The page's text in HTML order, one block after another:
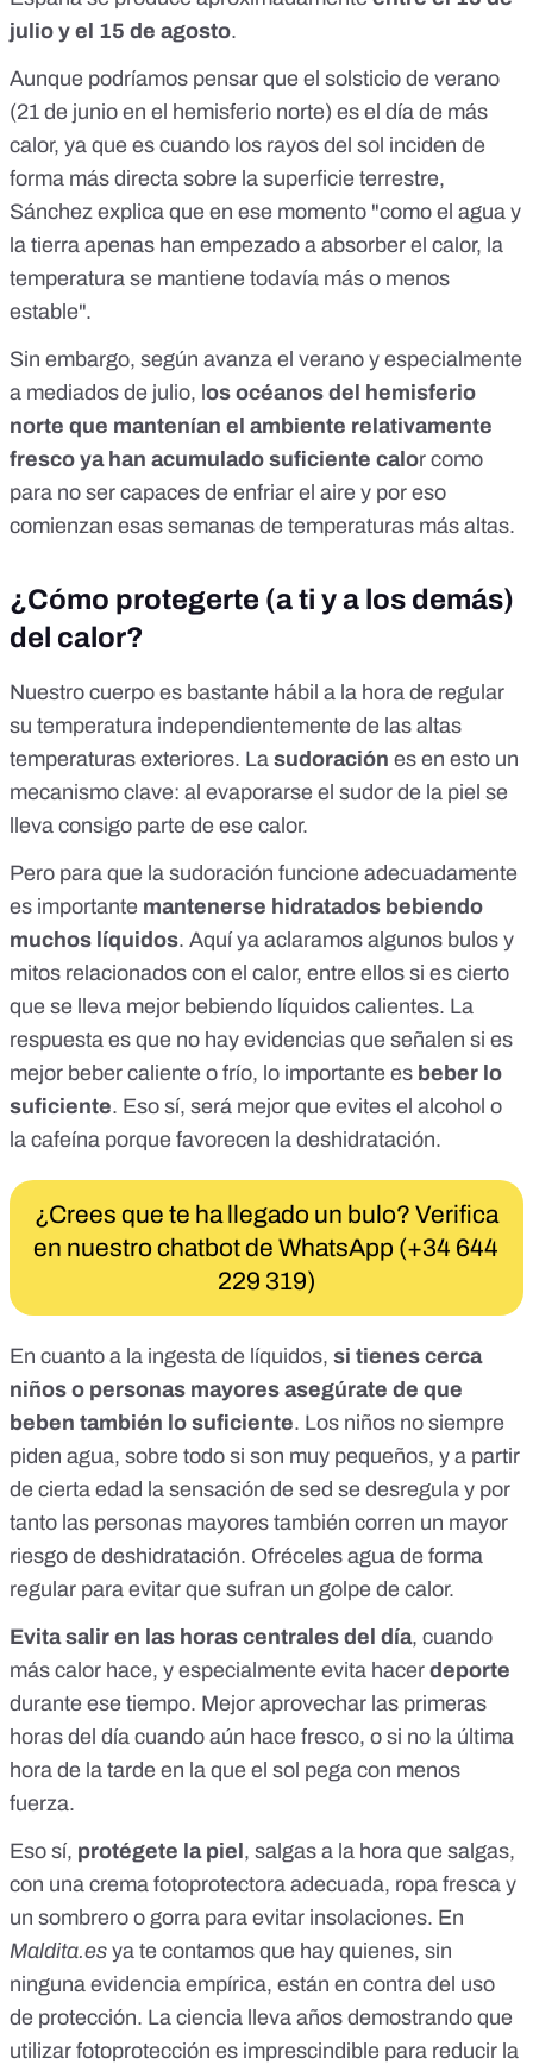
julio y el 15 de agosto.
Aunque podríamos pensar que el solsticio de verano
(21 de junio en el hemisferio norte) es el día de más
calor, ya que es cuando los rayos del sol inciden de
forma más directa sobre la superficie terrestre,
Sánchez explica que en ese momento "como el agua y
la tierra apenas han empezado a absorber el calor, la
temperatura se mantiene todavía más o menos
estable".
Sin embargo, según avanza el verano y especialmente
a mediados de julio, l os océanos del hemisferio
norte que mantenían el ambiente relativamente
fresco ya han acumulado suficiente calor como
para no ser capaces de enfriar el aire y por eso
comienzan esas semanas de temperaturas más altas.
¿Cómo protegerte (a ti y a los demás)
del calor?
Nuestro cuerpo es bastante hábil a la hora de regular
su temperatura independientemente de las altas
temperaturas exteriores. La sudoración es en esto un
mecanismo clave: al evaporarse el sudor de la piel se
lleva consigo parte de ese calor.
Pero para que la sudoración funcione adecuadamente
es importante mantenerse hidratados bebiendo
muchos líquidos. Aquíya aclaramos algunos bulos y
mitos relacionados con el calor, entre ellos si es cierto
que se lleva mejor bebiendo líquidos calientes. La
respuesta es que no hay evidencias que señalen si es
mejor beber caliente o frío, lo importante es beber lo
suficiente. Eso sí, será mejor que evites el alcohol o
la cafeína porque favorecen la deshidratación.
¿Crees que te ha llegado un bulo? Verifica
en nuestro chatbot de WhatsApp (+34 644
229 319)
En cuanto a la ingesta de líquidos, si tienes cerca
niños o personas mayores asegúrate de que
beben también lo suficiente. Los niños no siempre
piden agua, sobre todo si son muy pequeños, y a partir
de cierta edad la sensación de sed se desregula y por
tanto las personas mayores también corren un mayor
riesgo de deshidratación. Ofréceles agua de forma
regular para evitar que sufran un golpe de calor.
Evita salir en las horas centrales del día, cuando
más calor hace, y especialmente evita hacer deporte
durante ese tiempo. Mejor aprovechar las primeras
horas del día cuando aún hace fresco, o si no la última
hora de la tarde en la que el sol pega con menos
fuerza.
Eso sí, protégete la piel , salgas a la hora que salgas,
con una crema fotoprotectora adecuada, ropa fresca y
un sombrero o gorra para evitar insolaciones. En
Maldita.es ya te contamos que hay quienes, sin
ninguna evidencia empírica, están en contra del uso
de protección. La ciencia lleva años demostrando que
utilizar fotoprotección es imprescindible para reducir la